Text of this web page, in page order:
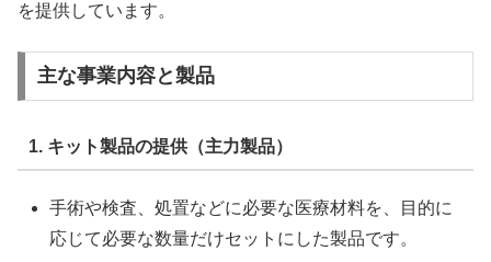
を提供しています。
主な事業内容と製品
1. キット製品の提供（主力製品）
手術や検査、処置などに必要な医療材料を、目的に
応じて必要な数量だけセットにした製品です。